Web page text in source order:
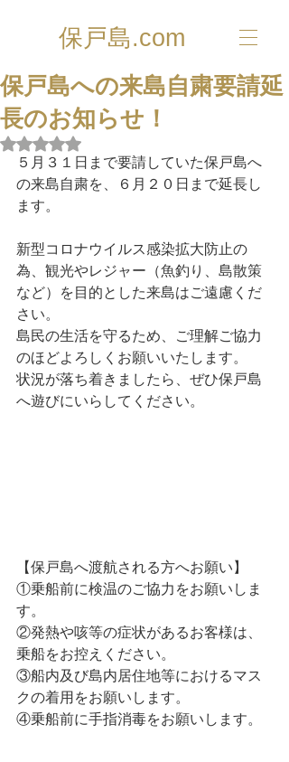
保戸島.com
保戸島への来島自粛要請延
長のお知らせ！
5つ星のうちNaNと評価されています。
５月３１日まで要請していた保戸島へ
の来島自粛を、６月２０日まで延長し
ます。
新型コロナウイルス感染拡大防止の
為、観光やレジャー（魚釣り、島散策
など）を目的とした来島はご遠慮くだ
さい。
島民の生活を守るため、ご理解ご協力
のほどよろしくお願いいたします。
状況が落ち着きましたら、ぜひ保戸島
へ遊びにいらしてください。
【保戸島へ渡航される方へお願い】
①乗船前に検温のご協力をお願いしま
す。
②発熱や咳等の症状があるお客様は、
乗船をお控えください。
③船内及び島内居住地等におけるマス
クの着用をお願いします。
④乗船前に手指消毒をお願いします。